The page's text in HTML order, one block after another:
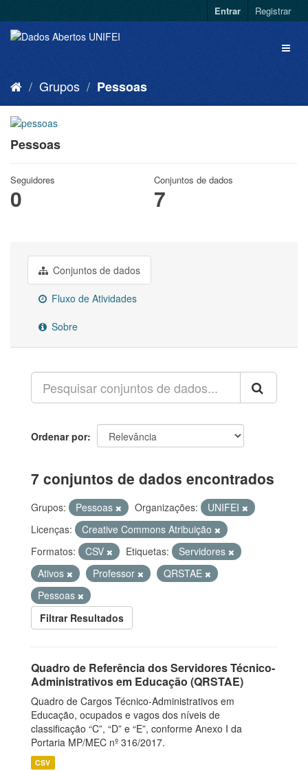
Entrar Registrar
Grupos Pessoas
Pessoas
Seguidores
0
Conjuntos de dados
7
Conjuntos de dados
Fluxo de Atividades
Sobre
Ordenar por
7 conjuntos de dados encontrados
Grupos: Pessoas Organizações:
UNIFEI
Licenças:
Creative Commons Atribuição
Formatos:
CSV Etiquetas:
Servidores
Ativos
Professor
QRSTAE
Pessoas
Filtrar Resultados
Quadro de Referência dos Servidores Técnico-
Administrativos em Educação (QRSTAE)
Quadro de Cargos Técnico-Administrativos em
Educação, ocupados e vagos dos níveis de
classificação “C”, “D” e “E”, conforme Anexo I da
Portaria MP/MEC nº 316/2017.
CSV